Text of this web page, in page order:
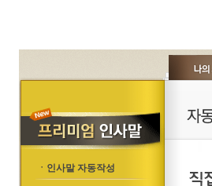
ㆍ인사말 자동작성